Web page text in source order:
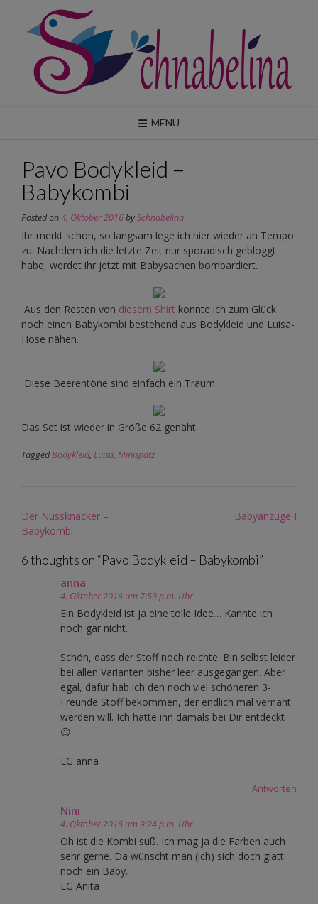
content
MENU
Pavo Bodykleid –
Babykombi
Posted on4. Oktober 2016bySchnabelina
Ihr merkt schon, so langsam lege ich hier wieder an Tempo
zu. Nachdem ich die letzte Zeit nur sporadisch gebloggt
habe, werdet ihr jetzt mit Babysachen bombardiert.
Aus den Resten von diesem Shirt konnte ich zum Glück
noch einen Babykombi bestehend aus Bodykleid und Luisa-
Hose nähen.
Diese Beerentöne sind einfach ein Traum.
Das Set ist wieder in Größe 62 genäht.
TaggedBodykleid, Luisa, Minispatz
Post
navigation
Der Nussknacker –
Babykombi
Babyanzüge I
6 thoughts on “Pavo Bodykleid – Babykombi”
anna
4. Oktober 2016 um 7:59 p.m. Uhr
Ein Bodykleid ist ja eine tolle Idee… Kannte ich
noch gar nicht.
Schön, dass der Stoff noch reichte. Bin selbst leider
bei allen Varianten bisher leer ausgegangen. Aber
egal, dafür hab ich den noch viel schöneren 3-
Freunde Stoff bekommen, der endlich mal vernäht
werden will. Ich hatte ihn damals bei Dir entdeckt
😉
LG anna
Antworten
Nini
4. Oktober 2016 um 9:24 p.m. Uhr
Oh ist die Kombi süß. Ich mag ja die Farben auch
sehr gerne. Da wünscht man (ich) sich doch glatt
noch ein Baby.
LG Anita